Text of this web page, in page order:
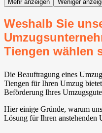
Mehr anzeigen Weniger
Weshalb Sie
Tiengen wählen
Die Beauftragung eines
Tiengen für Ihren Umzug
Beförderung Ihres
Hier einige Gründe, warum
Lösung für Ihren anstehenden